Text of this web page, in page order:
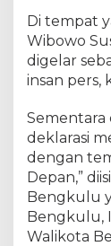
Di tempat
Wibowo
digelar
insan pers,
Sementara
deklarasi
dengan
Depan,”
Bengkulu
Bengkulu,
Walikota